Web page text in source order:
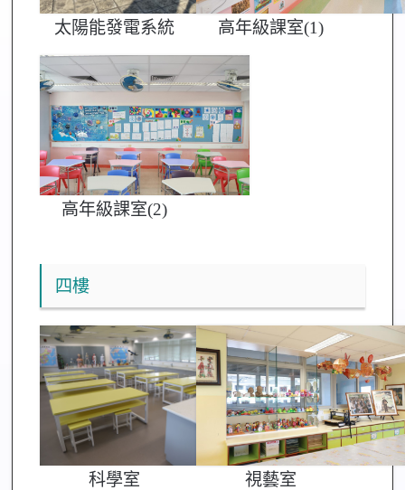
太陽能發電系統 高年級課室(1)
高年級課室(2)
四樓
科學室 視藝室